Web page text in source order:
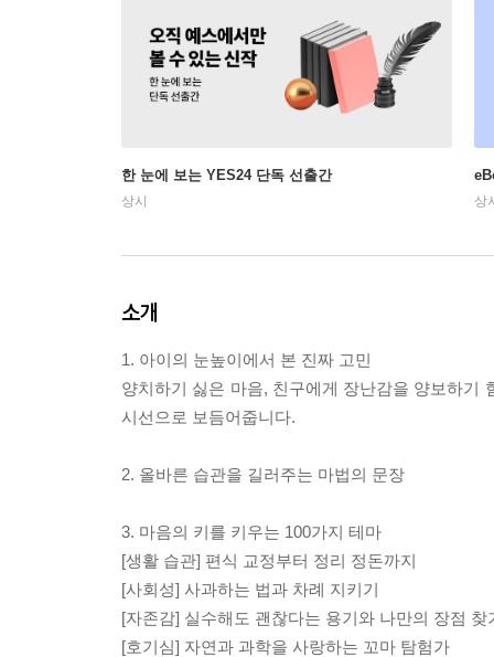
한 눈에 보는 YES24 단독 선출간
상시 상
소개
1. 아이의 눈높이에서 본 진짜 고민
양치하기 싫은 마음, 친구에게 장난감을 양보하기
시선으로 보듬어줍니다.
2. 올바른 습관을 길러주는 마법의 문장
3. 마음의 키를 키우는 100가지 테마
[생활 습관] 편식 교정부터 정리 정돈까지
[사회성] 사과하는 법과 차례 지키기
[자존감] 실수해도 괜찮다는 용기와 나만의 장점 찾
[호기심] 자연과 과학을 사랑하는 꼬마 탐험가